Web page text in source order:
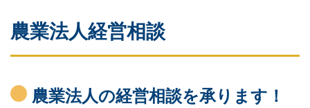
農業法人経営相談
農業法人の経営相談を承ります！